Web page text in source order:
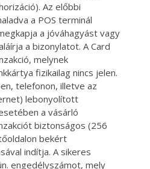
Az előbbi
a POS terminál
a jóváhagyást vagy
a bizonylatot. A Card
melynek
fizikailag nincs jelen.
telefonon, illetve az
lebonyolított
a vásárló
biztonságos (256
bekért
indítja. A sikeres
engedélyszámot, mely